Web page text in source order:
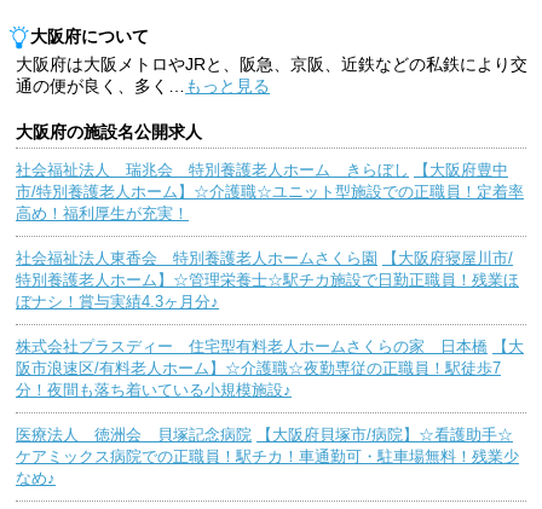
大阪府について
大阪府は大阪メトロやJRと、阪急、京阪、近鉄などの私鉄により交
通の便が良く、多く
もっと見る
大阪府の施設名公開求人
社会福祉法人 瑞兆会 特別養護老人ホーム きらぼし
【大阪府豊中
市/特別養護老人ホーム】☆介護職☆ユニット型施設での正職員！定着率
高め！福利厚生が充実！
社会福祉法人東香会 特別養護老人ホームさくら園
【大阪府寝屋川市/
特別養護老人ホーム】☆管理栄養士☆駅チカ施設で日勤正職員！残業ほ
ぼナシ！賞与実績4.3ヶ月分♪
株式会社プラスディー 住宅型有料老人ホームさくらの家 日本橋
【大
阪市浪速区/有料老人ホーム】☆介護職☆夜勤専従の正職員！駅徒歩7
分！夜間も落ち着いている小規模施設♪
医療法人 徳洲会 貝塚記念病院
【大阪府貝塚市/病院】☆看護助手☆
ケアミックス病院での正職員！駅チカ！車通勤可・駐車場無料！残業少
なめ♪